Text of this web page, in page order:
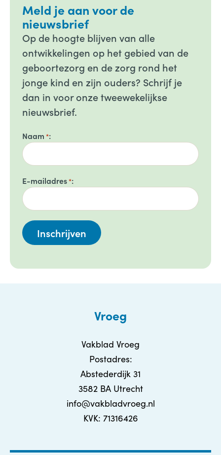
Meld je aan voor de
nieuwsbrief
Op de hoogte blijven van alle
ontwikkelingen op het gebied van de
geboortezorg en de zorg rond het
jonge kind en zijn ouders? Schrijf je
dan in voor onze tweewekelijkse
nieuwsbrief.
Naam *
E-mailadres*
Vroeg
Vakblad Vroeg
Postadres:
Abstederdijk 31
3582 BA Utrecht
info@vakbladvroeg.nl
KVK: 71316426